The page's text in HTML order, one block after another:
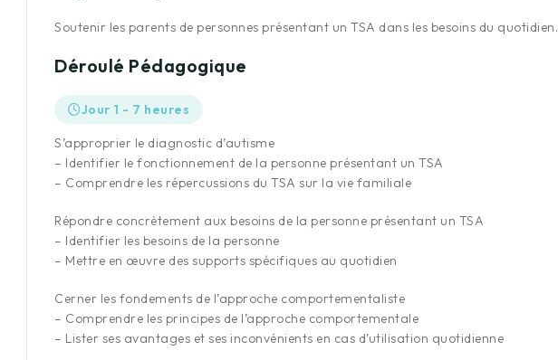
Soutenir les parents de personnes présentant un TSA dans les besoins du quotidien.
Déroulé Pédagogique
Jour 1 - 7 heures
S’approprier le diagnostic d’autisme
– Identifier le fonctionnement de la personne présentant un TSA
– Comprendre les répercussions du TSA sur la vie familiale
Répondre concrètement aux besoins de la personne présentant un TSA
– Identifier les besoins de la personne
– Mettre en œuvre des supports spécifiques au quotidien
Cerner les fondements de l’approche comportementaliste
– Comprendre les principes de l’approche comportementale
– Lister ses avantages et ses inconvénients en cas d’utilisation quotidienne